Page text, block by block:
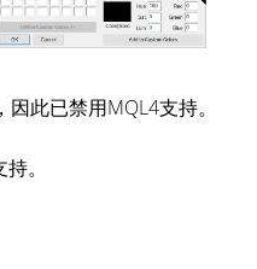
此已禁用MQL4支持。
。